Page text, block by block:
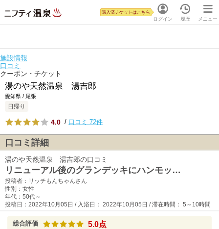
ログイン
購入済チケットはこちら
履歴 メニュー
施設情報
口コミ
クーポン・チケット
湯のや天然温泉 湯吉郎
愛知県 / 尾張
日帰り
4.0 / 口コミ 72件
口コミ詳細
湯のや天然温泉 湯吉郎の口コミ
リニューアル後のグランデッキにハンモッ…
投稿者：リッチもんちゃんさん
性別：女性
年代：50代～
投稿日：2022年10月05日 / 入浴日： 2022年10月05日 / 滞在時間： 5～10時間
総合評価 5.0点